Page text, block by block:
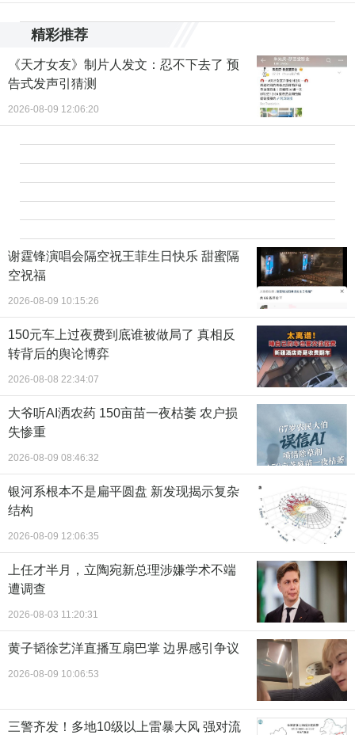
精彩推荐
《天才女友》制片人发文：忍不下去了 预
告式发声引猜测
2026-08-09 12:06:20
谢霆锋演唱会隔空祝王菲生日快乐 甜蜜隔
空祝福
2026-08-09 10:15:26
150元车上过夜费到底谁被做局了 真相反
转背后的舆论博弈
2026-08-08 22:34:07
大爷听AI洒农药 150亩苗一夜枯萎 农户损
失惨重
2026-08-09 08:46:32
银河系根本不是扁平圆盘 新发现揭示复杂
结构
2026-08-09 12:06:35
上任才半月，立陶宛新总理涉嫌学术不端
遭调查
2026-08-03 11:20:31
黄子韬徐艺洋直播互扇巴掌 边界感引争议
2026-08-09 10:06:53
三警齐发！多地10级以上雷暴大风 强对流